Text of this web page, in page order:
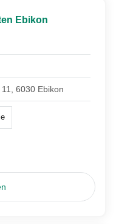
Ebikon
6030 Ebikon